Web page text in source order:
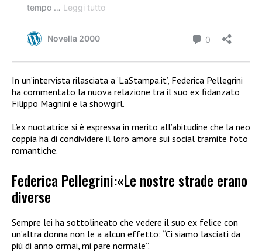
In un’intervista rilasciata a ‘LaStampa.it’, Federica Pellegrini
ha commentato la nuova relazione tra il suo ex fidanzato
Filippo Magnini e la showgirl.
L’ex nuotatrice si è espressa in merito all’abitudine che la neo
coppia ha di condividere il loro amore sui social tramite foto
romantiche.
Federica Pellegrini:«Le nostre strade erano
diverse
Sempre lei ha sottolineato che vedere il suo ex felice con
un’altra donna non le a alcun effetto: “Ci siamo lasciati da
più di anno ormai, mi pare normale”.